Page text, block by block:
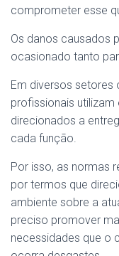
comprometer esse
Os danos causados
ocasionado tanto
Em diversos setores
profissionais
direcionados a
cada função.
Por isso, as normas
por termos que
ambiente sobre a
preciso promover
necessidades que o